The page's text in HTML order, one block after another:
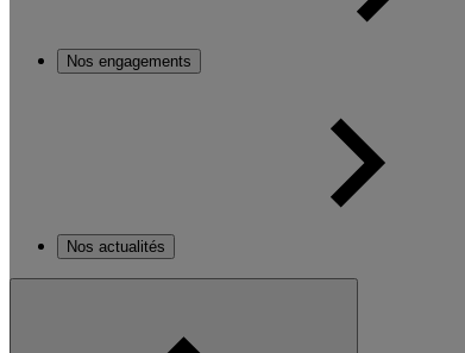
Nos engagements
Nos actualités